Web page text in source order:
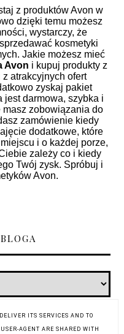
z produktów Avon w
dzięki temu możesz
wystarczy, że
kosmetyki
Jakie możesz mieć
Avon i kupuj produkty z
z atrakcyjnych ofert
zyskaj pakiet
jest darmowa, szybka i
zobowiązania do
zamówienie kiedy
dodatkowe, które
i o każdej porze,
zależy co i kiedy
Twój zysk. Spróbuj i
Avon.
ITS SERVICES AND TO
AGENT ARE SHARED WITH